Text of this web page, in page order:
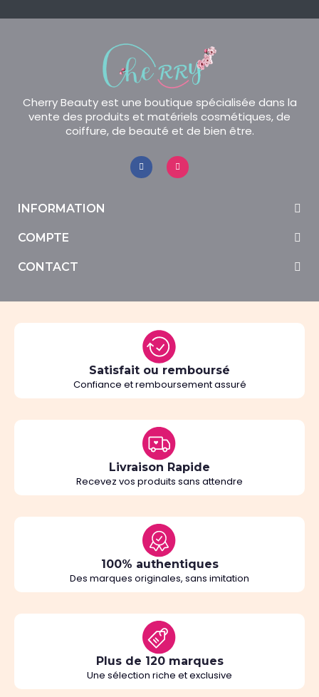
Cherry Beauty est une boutique spécialisée dans la
vente des produits et matériels cosmétiques, de
coiffure, de beauté et de bien être.
INFORMATION
COMPTE
CONTACT
Satisfait ou remboursé
Confiance et remboursement assuré
Livraison Rapide
Recevez vos produits sans attendre
100% authentiques
Des marques originales, sans imitation
Plus de 120 marques
Une sélection riche et exclusive